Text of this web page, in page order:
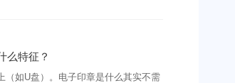
么特征？
（如U盘）。电子印章是什么其实不需